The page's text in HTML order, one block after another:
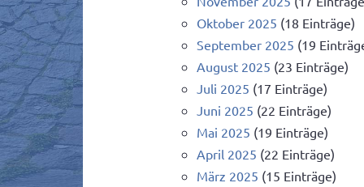
Oktober 2025 (18 Einträge)
September 2025 (19
August 2025 (23 Einträge)
Juli 2025 (17 Einträge)
Juni 2025 (22 Einträge)
Mai 2025 (19 Einträge)
April 2025 (22 Einträge)
März 2025 (15 Einträge)